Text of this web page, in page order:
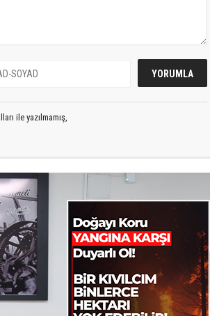
ile yazılmamış,